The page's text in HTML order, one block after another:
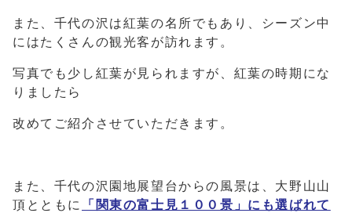
また、千代の沢は紅葉の名所でもあり、シーズン中
にはたくさんの観光客が訪れます。
写真でも少し紅葉が見られますが、紅葉の時期にな
りましたら
改めてご紹介させていただきます。
また、千代の沢園地展望台からの風景は、大野山山
頂とともに
「関東の富士見１００景」にも選ばれて